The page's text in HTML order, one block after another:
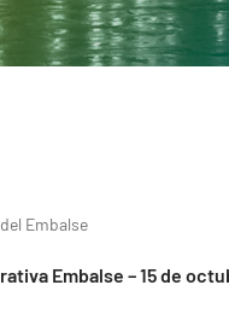
Embalse
Embalse – 15 de